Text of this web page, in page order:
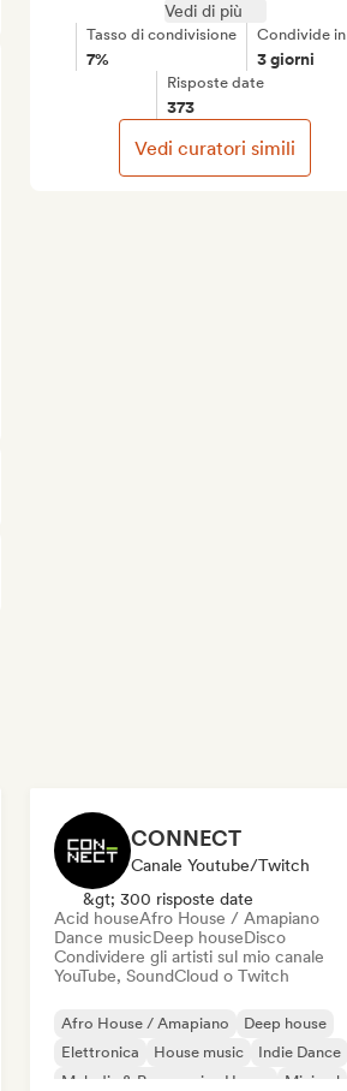
Vedi di più
Tasso di condivisione
7%
Condivide in
3 giorni
Risposte date
373
Vedi curatori simili
CONNECT
Canale Youtube/Twitch
&gt; 300 risposte date
Acid houseAfro House / Amapiano
Dance musicDeep houseDisco
Condividere gli artisti sul mio canale
YouTube, SoundCloud o Twitch
Afro House / Amapiano
Deep house
Elettronica
House music
Indie Dance
Melodic & Progressive House
Minimal